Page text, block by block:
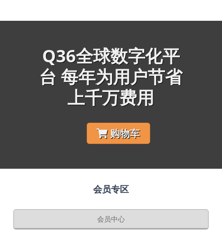
Q36全球数字化平
台 每年为用户节省
上千万费用
购物车
会员专区
会员中心